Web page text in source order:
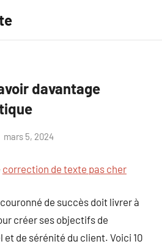
davantage
mars 5, 2024
correction de texte pas cher
de succès doit livrer à
créer ses objectifs de
de sérénité du client. Voici 10